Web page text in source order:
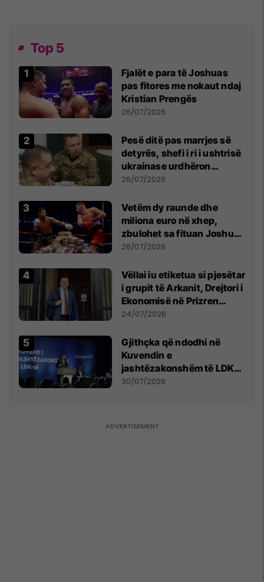
Top 5
Fjalët e para të Joshuas
pas fitores me nokaut ndaj
Kristian Prengës
26/07/2026
Pesë ditë pas marrjes së
detyrës, shefi i ri i ushtrisë
ukrainase urdhëron
kontroll të madh
26/07/2026
Vetëm dy raunde dhe
miliona euro në xhep,
zbulohet sa fituan Joshua
e Prenga
26/07/2026
Vëllai iu etiketua si pjesëtar
i grupit të Arkanit, Drejtori i
Ekonomisë në Prizren
mohon pretendimet
24/07/2026
Gjithçka që ndodhi në
Kuvendin e
jashtëzakonshëm të LDK-
së
30/07/2026